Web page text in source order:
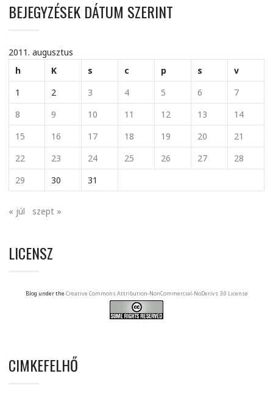
BEJEGYZÉSEK DÁTUM SZERINT
2011. augusztus
h
K s c p s
v
1
2 3 4 5 6
7
8
9 10 11 12 13
14
15
16 17 18 19 20
21
22
23 24 25 26 27
28
29
30 31
« júl szept »
LICENSZ
Blog under the Creative Commons Attribution-NonCommercial-NoDerivs 3.0 License
CIMKEFELHŐ